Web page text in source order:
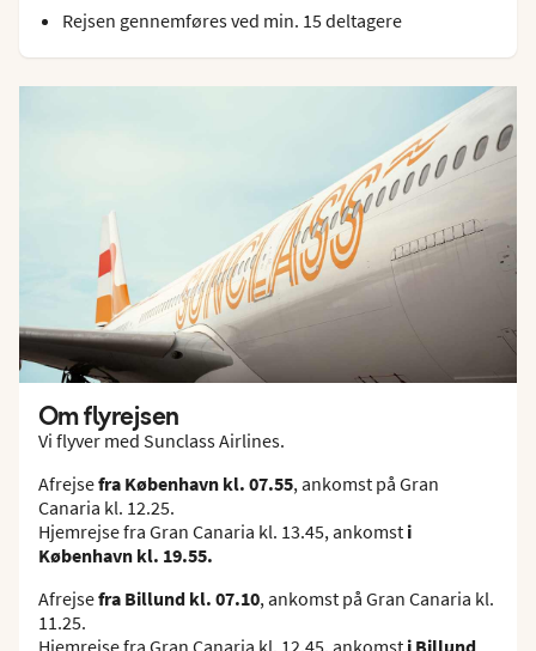
Rejsen gennemføres ved min. 15 deltagere
Om flyrejsen
Vi flyver med Sunclass Airlines.
Afrejsefra København kl. 07.55, ankomst på Gran
Canaria kl. 12.25.
Hjemrejse fra Gran Canaria kl. 13.45, ankomst i
København kl. 19.55.
Afrejsefra Billund kl. 07.10, ankomst på Gran Canaria kl.
11.25.
Hjemrejse fra Gran Canaria kl. 12.45, ankomst i Billund